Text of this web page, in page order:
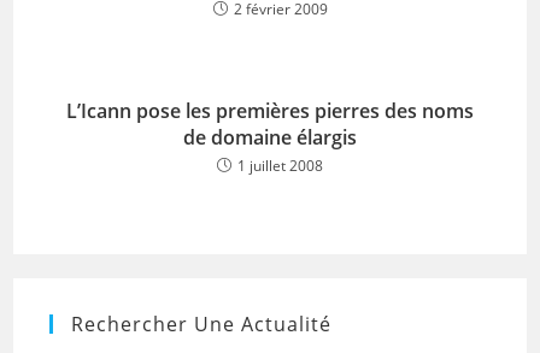
2 février 2009
L’Icann pose les premières pierres des noms
de domaine élargis
1 juillet 2008
Rechercher Une Actualité